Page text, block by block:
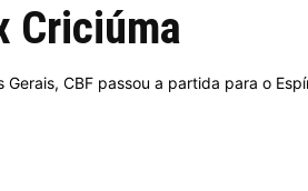
Criciúma
CBF passou a partida para o